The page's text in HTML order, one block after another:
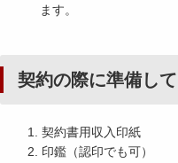
ます。
契約の際に準備し
契約書用収入印紙
印鑑（認印でも可）